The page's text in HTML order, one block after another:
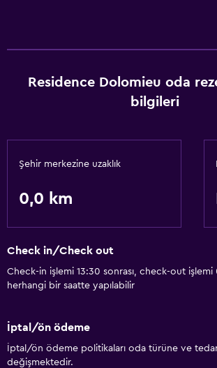
Residence Dolomieu oda
bilgileri
Şehir merkezine uzaklık
0,0 km
Check in/Check out
Check-in işlemi 13:30 sonrası, check-out
herhangi bir saatte yapılabilir
İptal/ön ödeme
İptal/ön ödeme politikaları oda türüne ve
değişmektedir.